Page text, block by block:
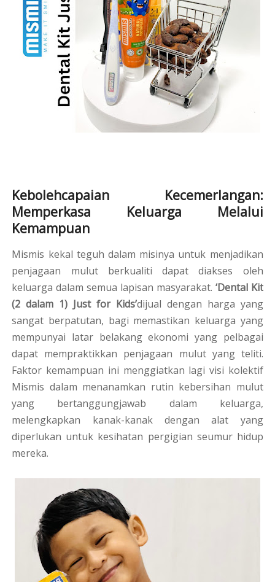
Kebolehcapaian Kecemerlangan:
Memperkasa Keluarga Melalui
Kemampuan
Mismis kekal teguh dalam misinya untuk menjadikan
penjagaan mulut berkualiti dapat diakses oleh
keluarga dalam semua lapisan masyarakat. ‘Dental Kit
(2 dalam 1) Just for Kids’dijual dengan harga yang
sangat berpatutan, bagi memastikan keluarga yang
mempunyai latar belakang ekonomi yang pelbagai
dapat mempraktikkan penjagaan mulut yang teliti.
Faktor kemampuan ini menggiatkan lagi visi kolektif
Mismis dalam menanamkan rutin kebersihan mulut
yang bertanggungjawab dalam keluarga,
melengkapkan kanak-kanak dengan alat yang
diperlukan untuk kesihatan pergigian seumur hidup
mereka.